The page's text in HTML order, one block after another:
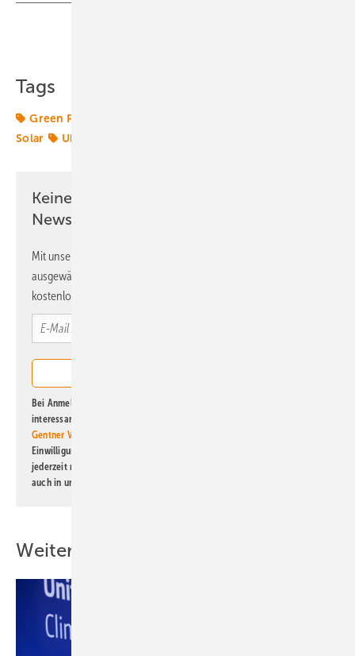
Tags
Green Planet Energy
Solar
Ukraine
Keine Zeit? Kein Problem mit dem ERE
Newsletter!
Mit unserem Newsletter erhalten Sie regelmäßig von uns
ausgewählte Informationen und Neuigkeiten, gebündelt und
kostenlos direkt ins Postfach.
Bei Anmeldung zu diesem Newsletter bin ich damit einverstanden, über
interessante Verlags- und Online-Angebote
Gentner Verlag GmbH & Co. KG
Einwilligung kann ich jederzeit widerrufen und eine Abmeldung ist
jederzeit möglich. Informationen zum Umgang mit Daten finden Sie
auch in unserer
Weitere Inhalte